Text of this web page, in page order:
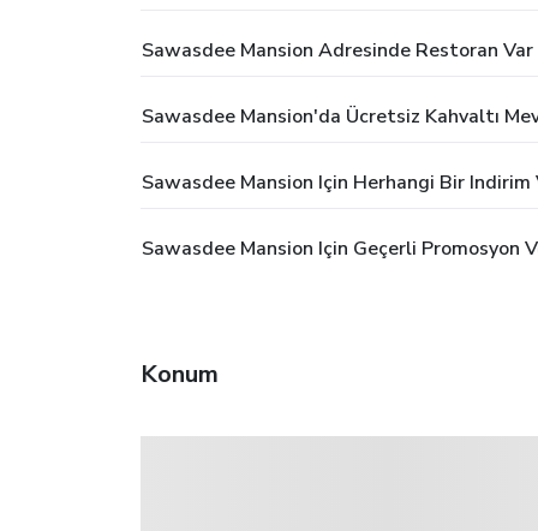
Sawasdee Mansion Adresinde Restoran Var
Sawasdee Mansion'da Ücretsiz Kahvaltı
Sawasdee Mansion Için Herhangi Bir Indirim
Sawasdee Mansion Için Geçerli Promosyon
Konum